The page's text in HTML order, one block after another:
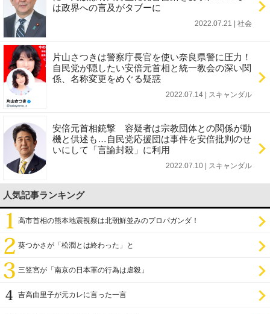
は政界への言及がタブーに
2022.07.21 | 社会
片山さつきは警察庁長官を使い奈良県警に圧力！
自民党が隠したい安倍元首相と統一教会の深い関
係、名称変更をめぐる疑惑
2022.07.14 | スキャンダル
安倍元首相銃撃 容疑者は宗教団体との関係が動
機と供述も…自民党応援団は事件を安倍批判のせ
いにして「言論封殺」に利用
2022.07.10 | スキャンダル
人気記事ランキング
高市首相の熊本地震視察は北朝鮮並みのプロパガンダ！
葵つかさが「松潤とは終わった」と
三笠宮が「南京の日本軍の行為は虐殺」
吉高由里子が元カレに言った一言